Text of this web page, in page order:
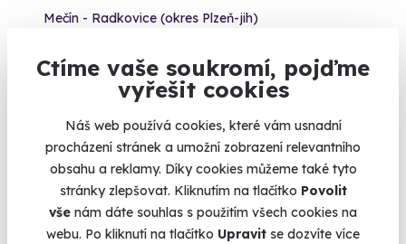
Ctíme vaše soukromí, pojďme
vyřešit cookies
Náš web používá cookies, které vám usnadní
procházení stránek a umožní zobrazení relevantního
obsahu a reklamy. Díky cookies můžeme také tyto
stránky zlepšovat. Kliknutím na tlačítko Povolit
vše nám dáte souhlas s použitím všech cookies na
webu. Po kliknutí na tlačítko Upravit se dozvíte více
Mečín - Radkovice (okres Plzeň-jih)
3 599 Kč
Volný termín už 14. 08. 2026